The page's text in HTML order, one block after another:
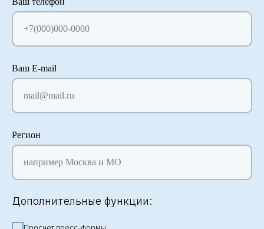
+7(000)000-0000
Ваш E-mail
mail@mail.ru
Регион
например Москва и МО
Дополнительные функции: